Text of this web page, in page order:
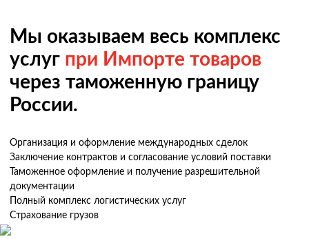
Мы оказываем весь комплекс
услуг при Импорте товаров
через таможенную границу
России.
Организация и оформление международных сделок
Заключение контрактов и согласование условий поставки
Таможенное оформление и получение разрешительной
документации
Полный комплекс логистических услуг
Страхование грузов